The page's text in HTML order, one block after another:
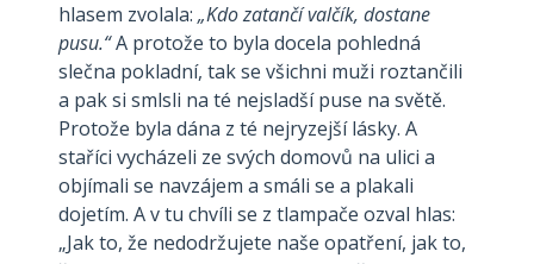
hlasem zvolala:„Kdo zatančí valčík, dostane
pusu.“A protože to byla docela pohledná
slečna pokladní, tak se všichni muži roztančili
a pak si smlsli na té nejsladší puse na světě.
Protože byla dána z té nejryzejší lásky. A
staříci vycházeli ze svých domovů na ulici a
objímali se navzájem a smáli se a plakali
dojetím. A v tu chvíli se z tlampače ozval hlas:
„Jak to, že nedodržujete naše opatření, jak to,